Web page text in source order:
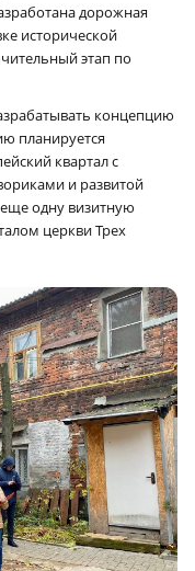
дорожная
исторической
этап по
концепцию
планируется
квартал с
и развитой
одну визитную
церкви Трех